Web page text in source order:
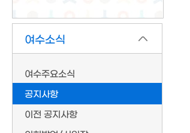
여수소식
여수주요소식
공지사항
이전 공지사항